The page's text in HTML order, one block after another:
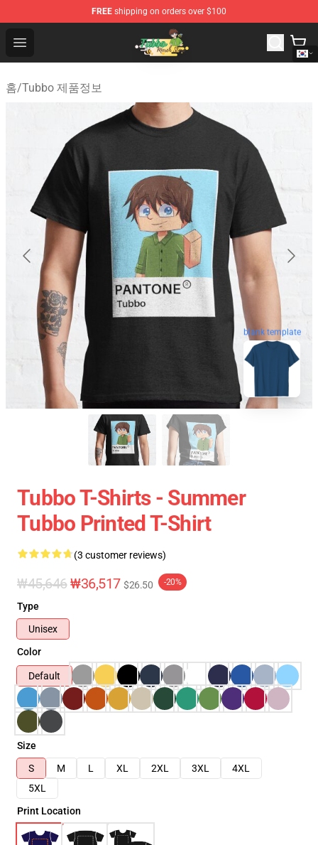
FREE shipping on orders over $100
Open menu
Tubbo Store - Official Tubbo Merchandise Shop
홈/Tubbo 제품정보
blank template
Tubbo T-Shirts - Summer
Tubbo Printed T-Shirt
(3 customer reviews)
₩45,646₩36,517 $26.50 -20%
Type
Unisex
Color
Default
Size
S
M L XL 2XL 3XL
4XL
5XL
Print Location